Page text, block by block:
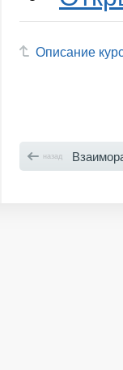
Описание
назад